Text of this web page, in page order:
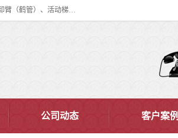
连云港华德石油化工机械有限公司（原连云港石油化工机械总厂），始创于1982年，是从事码头船用流体装卸臂、陆用流体装卸臂（鹤管）、活动梯、钢构平台、定量装车系统等全系列流体装卸设备的设计、制造、销售以及服务的专业供应商。
公司动态 客户案例